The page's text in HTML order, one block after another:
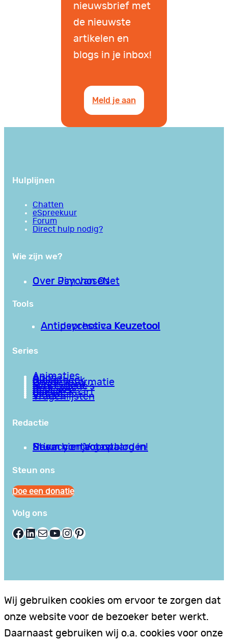
nieuwsbrief met
de nieuwste
artikelen en
blogs in je inbox!
Meld je aan
Hulplijnen
Chatten
eSpreekuur
Forum
Direct hulp nodig?
Wie zijn we?
Over PsychoseNet
Over Jim van Os
Tools
Antipsychotica Keuzetool
Antidepressiva Keuzetool
Series
Animaties
Apps
Bibliotheek
Goede informatie
Kennisbank
Mini college’s
Podcasts
Reviews
Sociale Kaart
Video’s
Vragenlijsten
Redactie
Privacy en Voorwaarden
Stuur hier je gastblog in!
Neem contact op
Steun ons
Doe een donatie
Volg ons
Facebook LinkedIn E-mail YouTube InstagramPinterest
Wij gebruiken cookies om ervoor te zorgen dat
onze website voor de bezoeker beter werkt.
Daarnaast gebruiken wij o.a. cookies voor onze